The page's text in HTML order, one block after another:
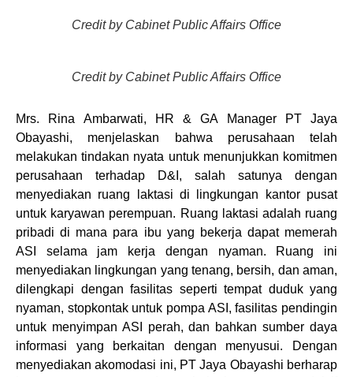
Credit by Cabinet Public Affairs Office
Credit by Cabinet Public Affairs Office
Mrs. Rina Ambarwati, HR & GA Manager PT Jaya
Obayashi, menjelaskan bahwa perusahaan telah
melakukan tindakan nyata untuk menunjukkan komitmen
perusahaan terhadap D&I, salah satunya dengan
menyediakan ruang laktasi di lingkungan kantor pusat
untuk karyawan perempuan. Ruang laktasi adalah ruang
pribadi di mana para ibu yang bekerja dapat memerah
ASI selama jam kerja dengan nyaman. Ruang ini
menyediakan lingkungan yang tenang, bersih, dan aman,
dilengkapi dengan fasilitas seperti tempat duduk yang
nyaman, stopkontak untuk pompa ASI, fasilitas pendingin
untuk menyimpan ASI perah, dan bahkan sumber daya
informasi yang berkaitan dengan menyusui. Dengan
menyediakan akomodasi ini, PT Jaya Obayashi berharap